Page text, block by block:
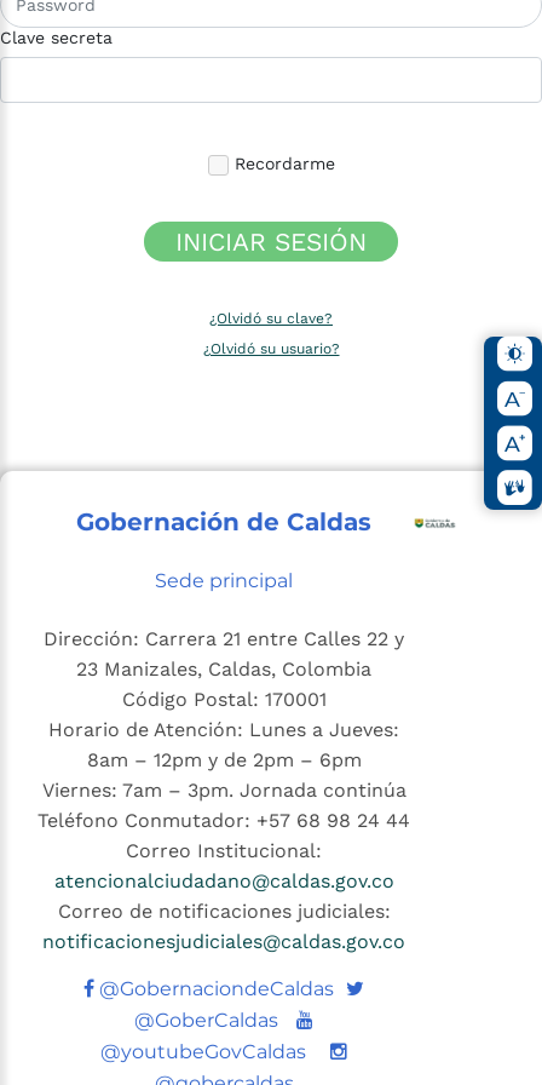
Clave secreta
Recordarme
INICIAR SESIÓN
¿Olvidó su clave?
¿Olvidó su usuario?
Gobernación de Caldas
Sede principal
Dirección: Carrera 21 entre Calles 22 y
23 Manizales, Caldas, Colombia
Código Postal: 170001
Horario de Atención: Lunes a Jueves:
8am – 12pm y de 2pm – 6pm
Viernes: 7am – 3pm. Jornada continúa
Teléfono Conmutador: +57 68 98 24 44
Correo Institucional:
atencionalciudadano@caldas.gov.co
Correo de notificaciones judiciales:
notificacionesjudiciales@caldas.gov.co
@GobernaciondeCaldas Twitter
@GoberCaldas
Youtube
@youtubeGovCaldas